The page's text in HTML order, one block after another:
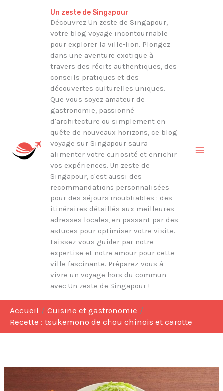
Un zeste de Singapour
Découvrez Un zeste de Singapour,
votre blog voyage incontournable
pour explorer la ville-lion. Plongez
dans une aventure exotique à
travers des récits authentiques, des
conseils pratiques et des
découvertes culturelles uniques.
Que vous soyez amateur de
gastronomie, passionné
d'architecture ou simplement en
quête de nouveaux horizons, ce blog
voyage sur Singapour saura
alimenter votre curiosité et enrichir
vos expériences. Un zeste de
Singapour, c'est aussi des
recommandations personnalisées
pour des séjours inoubliables : des
itinéraires détaillés aux meilleures
adresses locales, en passant par des
astuces pour optimiser votre visite.
Laissez-vous guider par notre
expertise et notre amour pour cette
ville fascinante. Préparez-vous à
vivre un voyage hors du commun
avec Un zeste de Singapour !
Accueil
Cuisine et gastronomie
Recette : tsukemono de chou chinois et carotte
Rechercher